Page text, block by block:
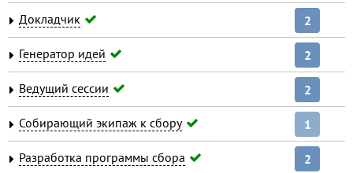
Докладчик 2
Генератор идей 2
Ведущий сессии 2
Собирающий экипаж к сбору 1
Разработка программы сбора 2